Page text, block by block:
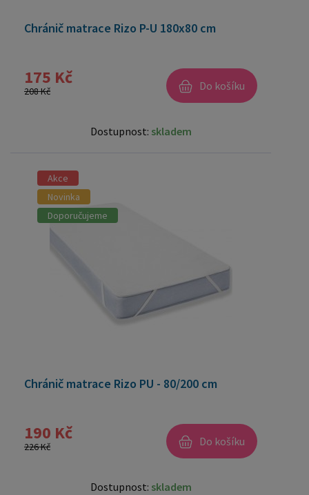
Chránič matrace Rizo P-U 180x80 cm
175 Kč
208 Kč Do košíku
Dostupnost: skladem
Akce
Novinka
Doporučujeme
Chránič matrace Rizo PU - 80/200 cm
190 Kč
226 Kč Do košíku
Dostupnost: skladem